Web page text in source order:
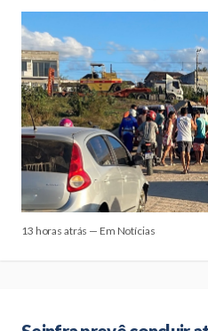
13 horas atrás — Em Notícias